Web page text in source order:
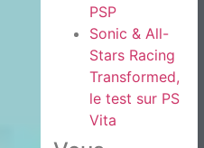
PSP
Sonic & All-
Stars Racing
Transformed,
le test sur PS
Vita